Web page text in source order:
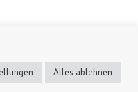
Alles ablehnen